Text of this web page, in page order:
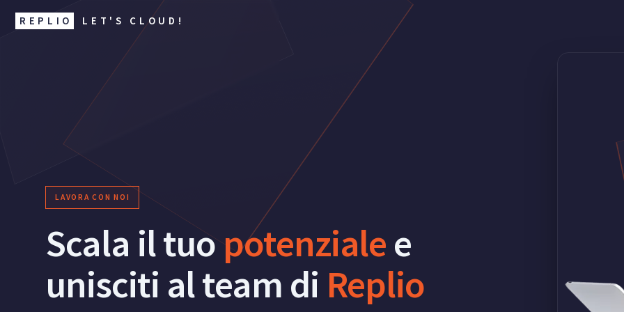
REPLIO LET'S CLOUD!
LAVORA CON NOI
Scala il tuopotenzialee
unisciti al team di Replio